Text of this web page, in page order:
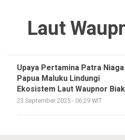
Laut
Upaya Pertamina Patra Niaga
Papua Maluku Lindungi
Ekosistem Laut Waupnor Biak
23 September 2025 - 06:29 WIT